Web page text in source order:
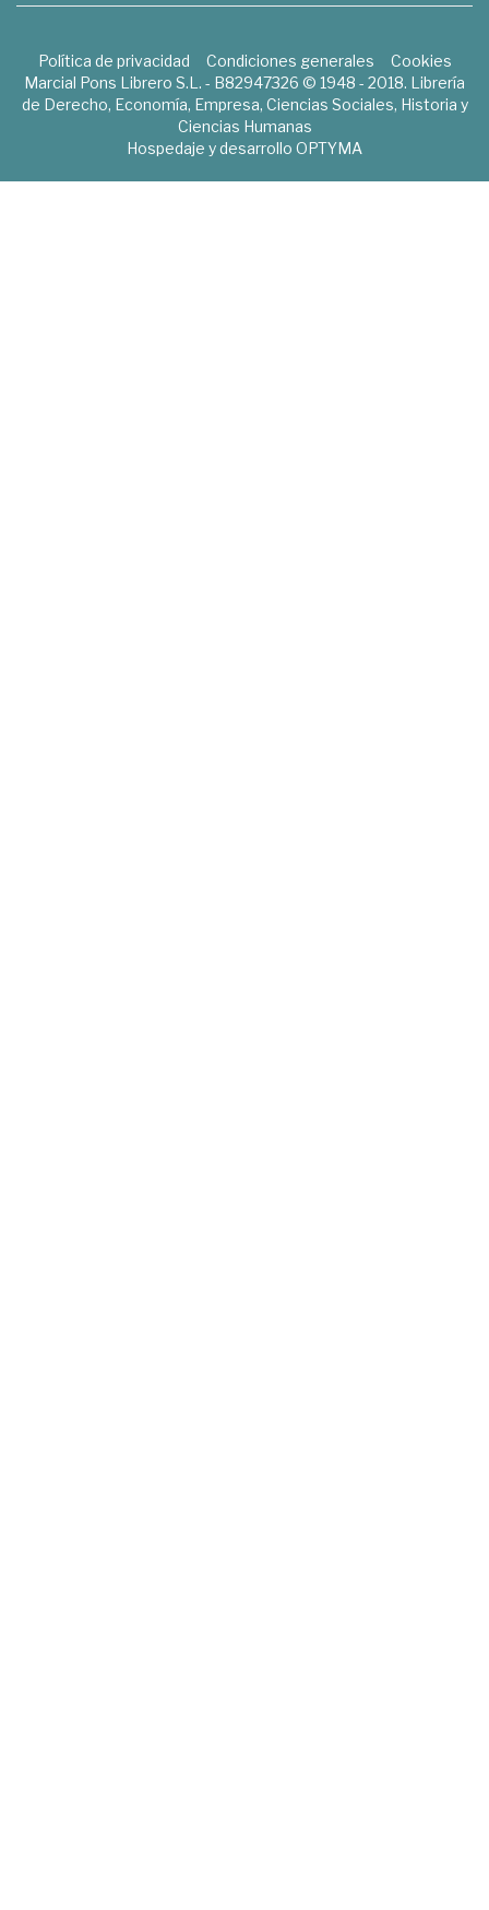
Política de privacidad Condiciones generales
Cookies
Marcial Pons Librero S.L. - B82947326 © 1948 - 2018. Librería
de Derecho, Economía, Empresa, Ciencias Sociales, Historia y
Ciencias Humanas
Hospedaje y desarrollo OPTYMA